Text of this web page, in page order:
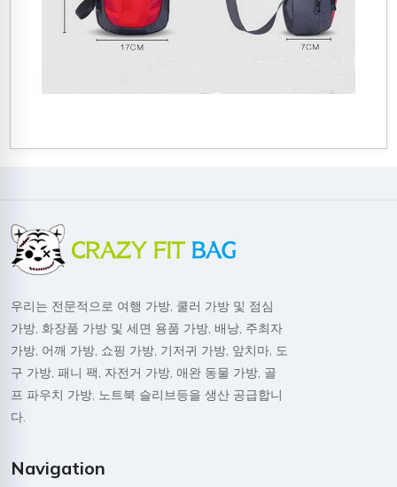
우리는 전문적으로 여행 가방, 쿨러 가방 및 점심
가방, 화장품 가방 및 세면 용품 가방, 배낭, 주최자
가방, 어깨 가방, 쇼핑 가방, 기저귀 가방, 앞치마, 도
구 가방, 패니 팩, 자전거 가방, 애완 동물 가방, 골
프 파우치 가방, 노트북 슬리브등을 생산 공급합니
다.
Navigation